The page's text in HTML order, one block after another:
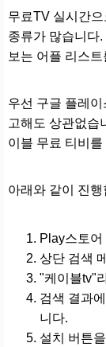
무료TV 실시간
종류가 많습니다
보는 어플 리스
우선 구글 플레
고해도 상관없습
이블 무료 티비
아래와 같이 진행
Play스토
상단 검색
"케이블tv"
검색 결과
니다.
설치 버튼